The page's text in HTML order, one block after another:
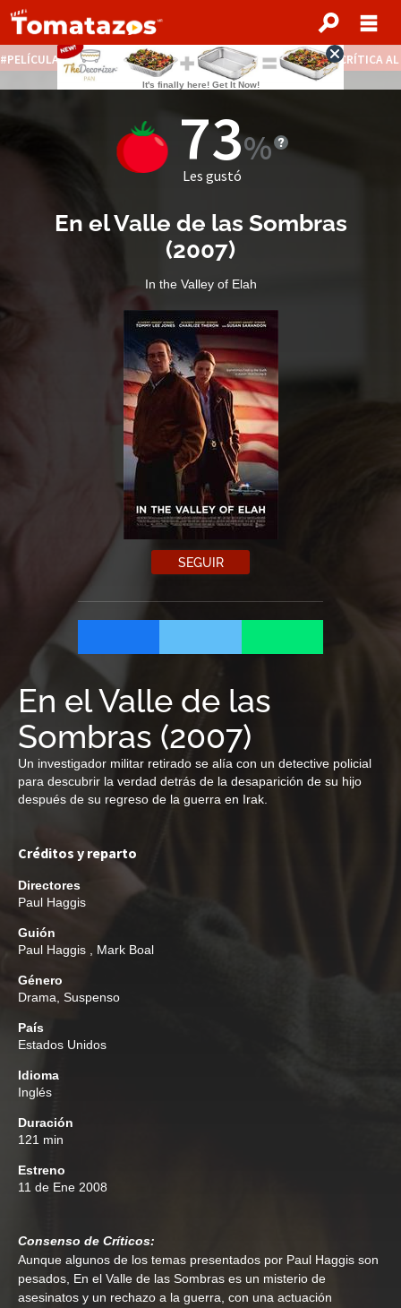
PELÍCULAS STREAMING GRATIS NOTICIAS DESTACADAS CRÍTICA
73
Les gustó
En el Valle de las Sombras
(2007)
In the Valley of Elah
SEGUIR
En el Valle de las
Sombras (2007)
Un investigador militar retirado se alía con un detective policial
para descubrir la verdad detrás de la desaparición de su hijo
después de su regreso de la guerra en Irak.
Créditos y reparto
Directores
Paul Haggis
Guión
Paul Haggis
Mark Boal
Género
Drama Suspenso
País
Estados Unidos
Idioma
Inglés
Duración
121 min
Estreno
11 de Ene 2008
Consenso de Críticos:
Aunque algunos de los temas presentados por Paul Haggis son
pesados, En el Valle de las Sombras es un misterio de
asesinatos y un rechazo a la guerra, con una actuación